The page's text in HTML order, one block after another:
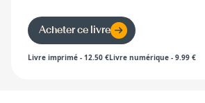
Acheter ce livre
Livre imprimé - 12.50 €Livre numérique - 9.99 €